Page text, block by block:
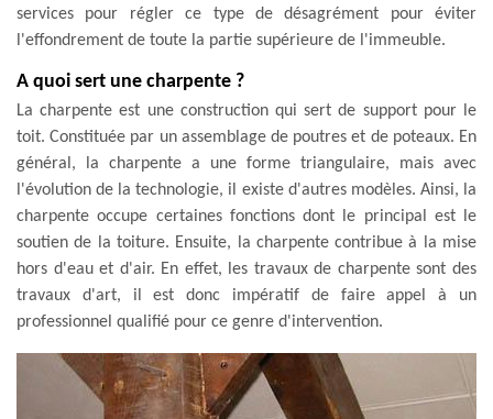
services pour régler ce type de désagrément pour éviter
l'effondrement de toute la partie supérieure de l'immeuble.
A quoi sert une charpente ?
La charpente est une construction qui sert de support pour le
toit. Constituée par un assemblage de poutres et de poteaux. En
général, la charpente a une forme triangulaire, mais avec
l'évolution de la technologie, il existe d'autres modèles. Ainsi, la
charpente occupe certaines fonctions dont le principal est le
soutien de la toiture. Ensuite, la charpente contribue à la mise
hors d'eau et d'air. En effet, les travaux de charpente sont des
travaux d'art, il est donc impératif de faire appel à un
professionnel qualifié pour ce genre d'intervention.